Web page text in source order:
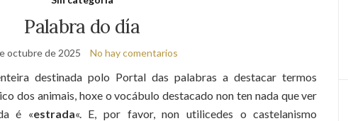
Palabra do día
octubre de 2025 No hay comentarios
destinada polo Portal das palabras a destacar termos
dos animais, hoxe o vocábulo destacado non ten nada que ver
é «estrada«. E, por favor, non utilicedes o castelanismo